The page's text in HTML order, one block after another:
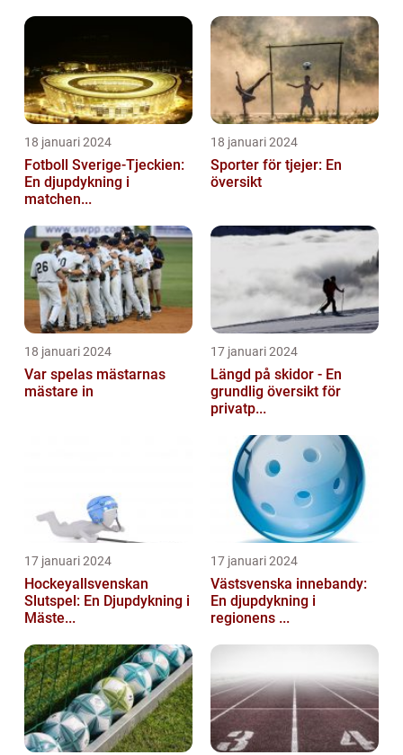
18 januari 2024
Fotboll Sverige-Tjeckien:
En djupdykning i
matchen...
18 januari 2024
Sporter för tjejer: En
översikt
18 januari 2024
Var spelas mästarnas
mästare in
17 januari 2024
Längd på skidor - En
grundlig översikt för
privatp...
17 januari 2024
Hockeyallsvenskan
Slutspel: En Djupdykning i
Mäste...
17 januari 2024
Västsvenska innebandy:
En djupdykning i
regionens ...